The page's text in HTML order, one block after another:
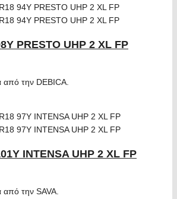
PRESTO UHP 2 XL FP
από την DEBICA.
INTENSA UHP 2 XL FP
από την SAVA.